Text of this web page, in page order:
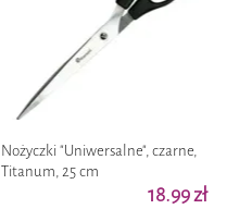
Nożyczki "Uniwersalne", czarne,
Titanum, 25 cm
18.99 zł